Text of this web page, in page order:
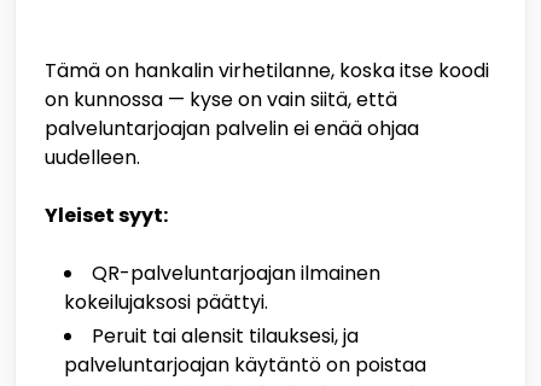
Tämä on hankalin virhetilanne, koska itse koodi
on kunnossa — kyse on vain siitä, että
palveluntarjoajan palvelin ei enää ohjaa
uudelleen.
Yleiset syyt:
QR-palveluntarjoajan ilmainen
kokeilujaksosi päättyi.
Peruit tai alensit tilauksesi, ja
palveluntarjoajan käytäntö on poistaa